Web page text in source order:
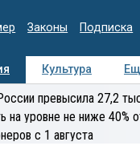
Законы Подписка
Культура
превысила 27,2
уровне не ниже 40%
с 1 августа